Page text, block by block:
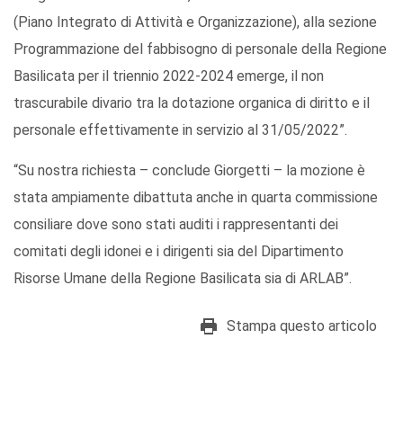
(Piano Integrato di Attività e Organizzazione), alla sezione
Programmazione del fabbisogno di personale della Regione
Basilicata per il triennio 2022-2024 emerge, il non
trascurabile divario tra la dotazione organica di diritto e il
personale effettivamente in servizio al 31/05/2022”.
“Su nostra richiesta – conclude Giorgetti – la mozione è
stata ampiamente dibattuta anche in quarta commissione
consiliare dove sono stati auditi i rappresentanti dei
comitati degli idonei e i dirigenti sia del Dipartimento
Risorse Umane della Regione Basilicata sia di ARLAB”.
Stampa questo articolo